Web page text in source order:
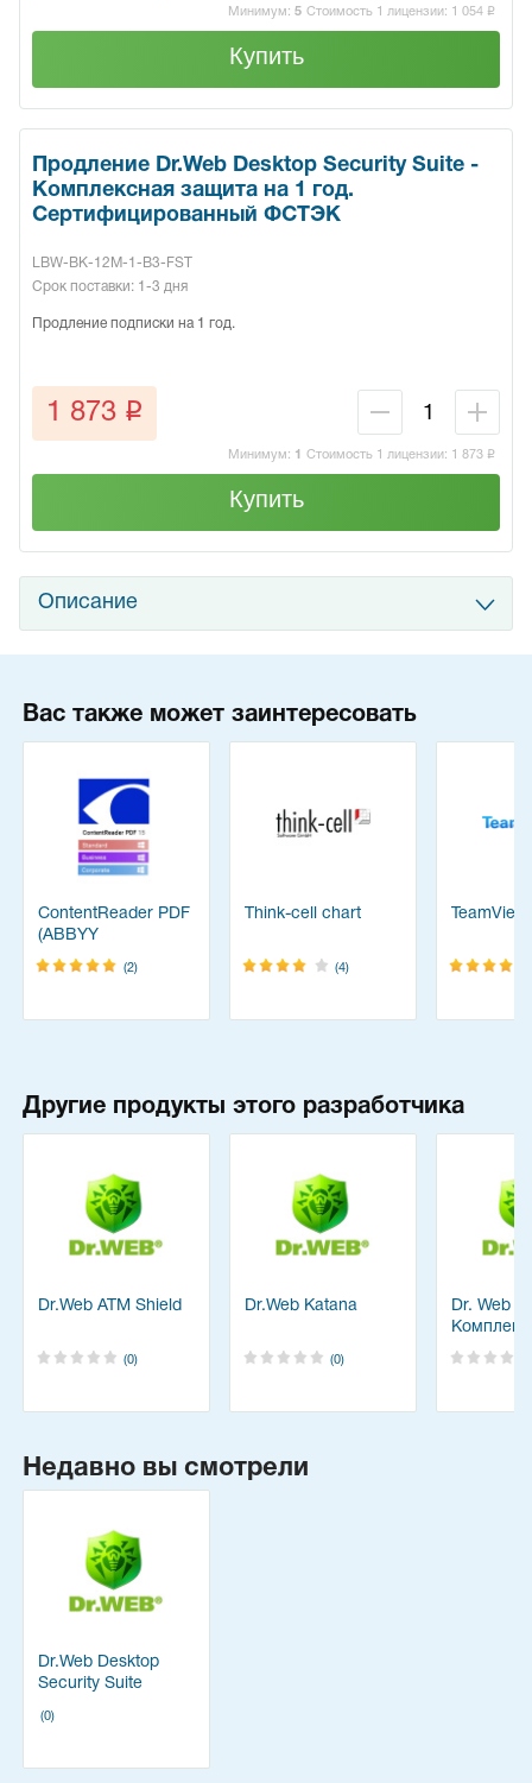
Минимум: 5 Стоимость 1 лицензии: 1 054 q
Купить
Продление Dr.Web Desktop Security Suite -
Комплексная защита на 1 год.
Сертифицированный ФСТЭК
LBW-BK-12M-1-B3-FST
Срок поставки: 1-3 дня
Продление подписки на 1 год.
Минимум: 1 Стоимость 1 лицензии: 1 873 q
1 873 q
Купить
Описание
Вас также может заинтересовать
ContentReader PDF
(ABBYY
FineReader)
(2)
Think-cell chart
(4)
Другие продукты этого разработчика
Dr.Web ATM Shield
(0)
Dr.Web Katana
(0)
Dr. Web
решения
Недавно вы смотрели
Dr.Web Desktop
Security Suite
(0)